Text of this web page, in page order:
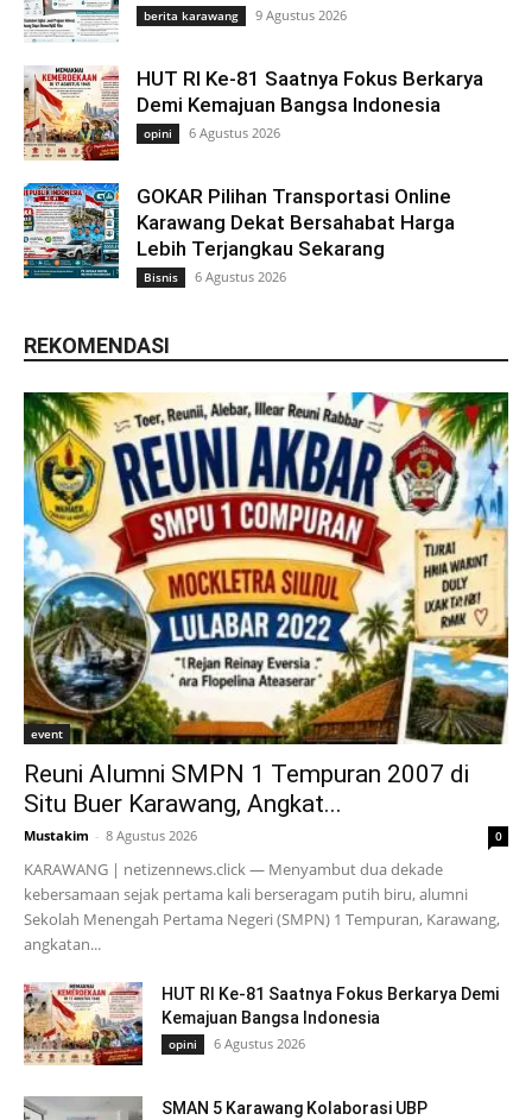
berita karawang 9 Agustus 2026
HUT RI Ke-81 Saatnya Fokus Berkarya
Demi Kemajuan Bangsa Indonesia
opini 6 Agustus 2026
GOKAR Pilihan Transportasi Online
Karawang Dekat Bersahabat Harga
Lebih Terjangkau Sekarang
Bisnis 6 Agustus 2026
REKOMENDASI
event
Reuni Alumni SMPN 1 Tempuran 2007 di
Situ Buer Karawang, Angkat...
Mustakim - 8 Agustus 2026 0
KARAWANG | netizennews.click — Menyambut dua dekade
kebersamaan sejak pertama kali berseragam putih biru, alumni
Sekolah Menengah Pertama Negeri (SMPN) 1 Tempuran, Karawang,
angkatan...
HUT RI Ke-81 Saatnya Fokus Berkarya Demi
Kemajuan Bangsa Indonesia
opini 6 Agustus 2026
SMAN 5 Karawang Kolaborasi UBP